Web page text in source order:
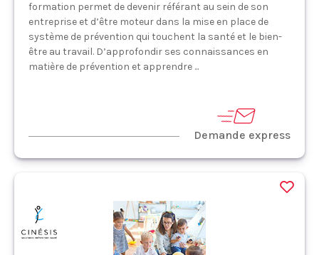
formation permet de devenir référant au sein de son
entreprise et d’être moteur dans la mise en place de
système de prévention qui touchent la santé et le bien-
être au travail. D’approfondir ses connaissances en
matière de prévention et apprendre ...
Demande express